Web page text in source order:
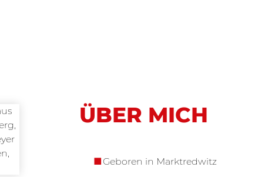
ÜBER MICH
Geboren in Marktredwitz